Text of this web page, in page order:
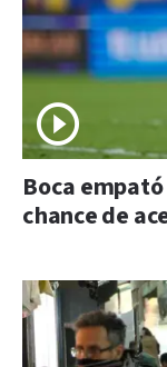
Boca
chance de